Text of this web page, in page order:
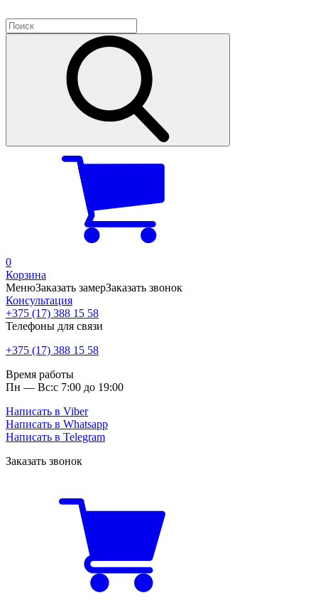
0
Корзина
МенюЗаказать замерЗаказать звонок
Консультация
+375 (17) 388 15 58
Телефоны для связи
+375 (17) 388 15 58
Время работы
Пн — Вс:с 7:00 до 19:00
Написать в Viber
Написать в Whatsapp
Написать в Telegram
Заказать звонок